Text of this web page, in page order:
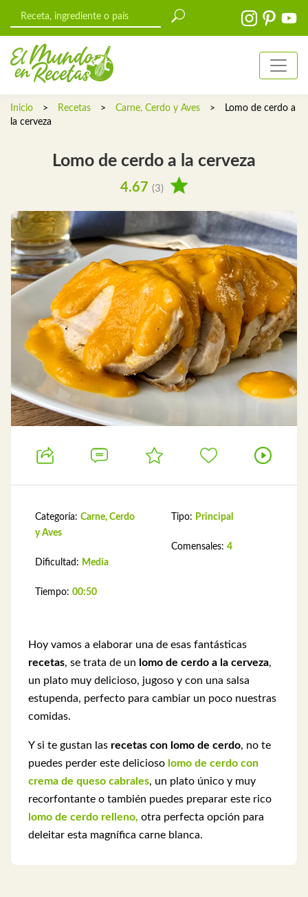
Inicio > Recetas > Carne, Cerdo y Aves >
Lomo de cerdo a
la cerveza
Lomo de cerdo a la cerveza
4.67 (3)
Categoría: Carne, Cerdo
y Aves
Dificultad: Media
Tiempo: 00:50
Tipo: Principal
Comensales: 4
Hoy vamos a elaborar una de esas fantásticas
recetas, se trata de un lomo de cerdo a la cerveza,
un plato muy delicioso, jugoso y con una salsa
estupenda, perfecto para cambiar un poco nuestras
comidas.
Y si te gustan las recetas con lomo de cerdo, no te
puedes perder este delicioso lomo de cerdo con
crema de queso cabrales, un plato único y muy
recorfontante o también puedes preparar este rico
lomo de cerdo relleno, otra perfecta opción para
deleitar esta magnífica carne blanca.